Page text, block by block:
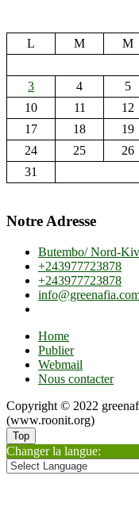
L
M M
3
4 5
10
11 12
17
18 19
24
25 26
31
Notre Adresse
Butembo/ Nord-
+243977723878
+243977723878
Home
Publier
Webmail
Nous contacter
Copyright © 2022
(www.roonit.org)
Top
Changer la langue: